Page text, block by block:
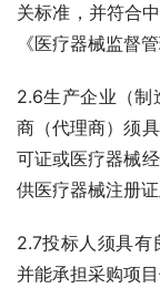
关标准，并符合
《医疗器械监督
2.6生产企业（制
商（代理商）须
可证或医疗器械
供医疗器械注册证
2.7投标人须具有
并能承担采购项